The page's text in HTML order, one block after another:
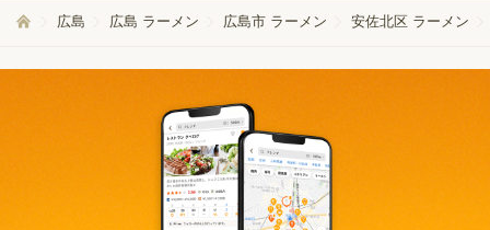
広島 広島 ラーメン 広島市 ラーメン 安佐北区 ラーメン